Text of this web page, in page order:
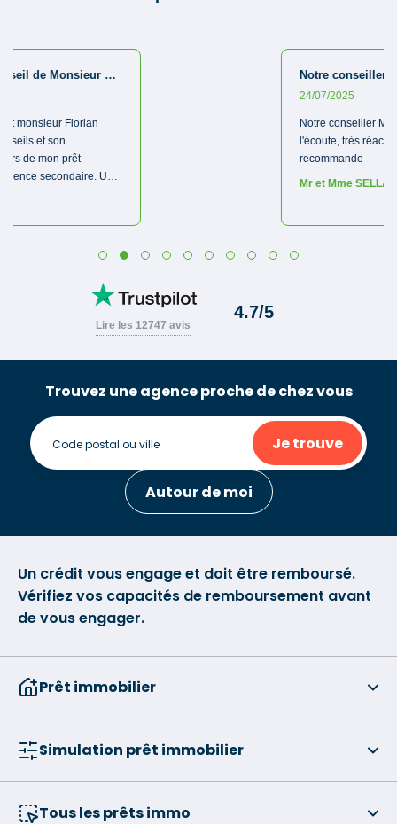
Trouvez une agence proche de chez vous
Je trouve
Autour de moi
Un crédit vous engage et doit être remboursé.
Vérifiez vos capacités de remboursement avant
de vous engager.
Prêt immobilier
Simulation prêt immobilier
Tous les prêts immo